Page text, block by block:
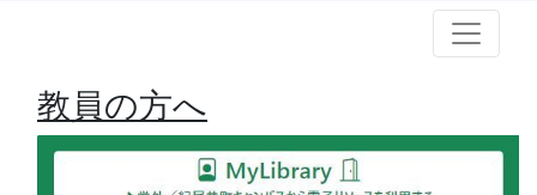
教員の方へ